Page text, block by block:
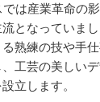
は産業革命の
となっていまし
熟練の技や手
工芸の美しい
立します。